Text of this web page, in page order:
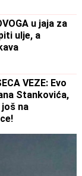
u jaja za
ulje, a
VEZE: Evo
Stankovića,
na